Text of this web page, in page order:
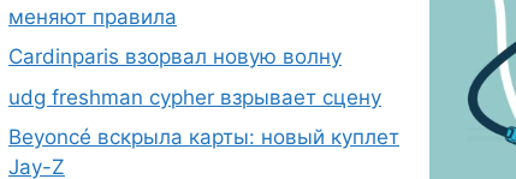
меняют правила
Cardinparis взорвал новую волну
udg freshman cypher взрывает сцену
Beyoncé вскрыла карты: новый куплет
Jay-Z